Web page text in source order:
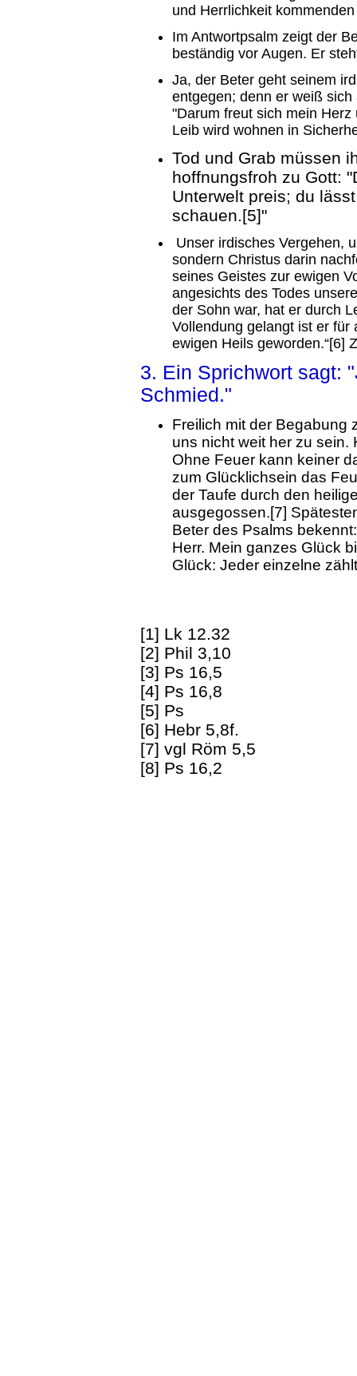
und Herrlichkeit
Im Antwortpsalm zeigt der
beständig vor Augen. Er
Ja, der Beter geht seinem
entgegen; denn er weiß
"Darum freut sich mein
Leib wird wohnen in
Tod und Grab müssen
hoffnungsfroh zu Gott:
Unterwelt preis; du
schauen.[5]"
Unser irdisches Vergehen,
sondern Christus darin
seines Geistes zur ewigen
angesichts des Todes
der Sohn war, hat er durch
Vollendung gelangt ist er
ewigen Heils geworden.“[6]
3. Ein Sprichwort sagt:
Schmied."
Freilich mit der Begabung
uns nicht weit her zu
Ohne Feuer kann keiner
zum Glücklichsein das
der Taufe durch den
ausgegossen.[7]
Beter des Psalms
Herr. Mein ganzes Glück
Glück: Jeder einzelne
[1] Lk 12.32
[2] Phil 3,10
[3] Ps 16,5
[4] Ps 16,8
[5] Ps
[6] Hebr 5,8f.
[7] vgl Röm 5,5
[8] Ps 16,2